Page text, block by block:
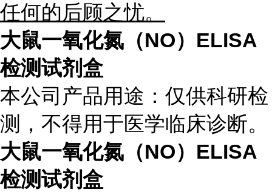
任何的后顾之忧。
大鼠一氧化氮（NO）ELISA
检测试剂盒
本公司产品用途：仅供科研检
测，不得用于医学临床诊断。
大鼠一氧化氮（NO）ELISA
检测试剂盒